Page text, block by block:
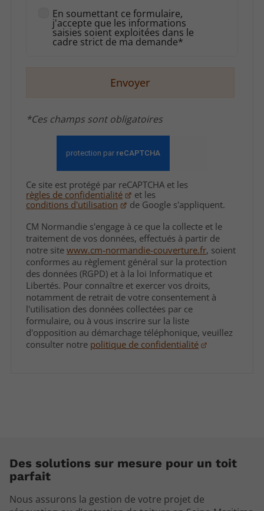
En soumettant ce formulaire,
j'accepte que les informations
saisies soient exploitées dans le
cadre strict de ma demande*
Envoyer
*Ces champs sont obligatoires
Ce site est protégé par reCAPTCHA et les
règles de confidentialité
et les
conditions d'utilisation
de Google s'appliquent.
CM Normandie s'engage à ce que la collecte et le
traitement de vos données, effectués à partir de
notre sitewww.cm-normandie-couverture.fr, soient
conformes au règlement général sur la protection
des données (RGPD) et à la loi Informatique et
Libertés. Pour connaître et exercer vos droits,
notamment de retrait de votre consentement à
l'utilisation des données collectées par ce
formulaire, ou à vous inscrire sur la liste
d'opposition au démarchage téléphonique, veuillez
consulter notre politique de confidentialité
Des solutions sur mesure pour un toit
parfait
Nous assurons la gestion de votre projet de